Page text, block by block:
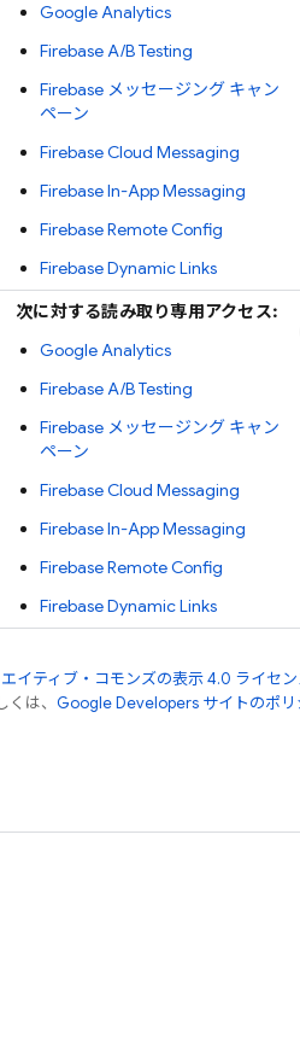
Google Analytics
Firebase A/B Testing
Firebase メッセージング キャン
ペーン
Firebase Cloud Messaging
Firebase In-App Messaging
Firebase Remote Config
Firebase Dynamic Links
次に対する読み取り専用アクセス:
Google Analytics
Firebase A/B Testing
Firebase メッセージング キャン
ペーン
Firebase Cloud Messaging
Firebase In-App Messaging
Firebase Remote Config
Firebase Dynamic Links
イティブ・コモンズの表示 4.0 ライセン
は、 Google Developers サイトのポリ